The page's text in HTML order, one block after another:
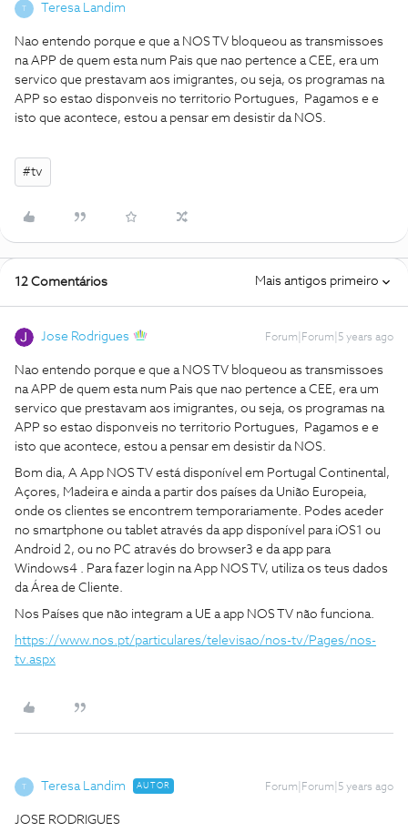
T Teresa Landim
Nao entendo porque e que a NOS TV bloqueou as transmissoes
na APP de quem esta num Pais que nao pertence a CEE, era um
servico que prestavam aos imigrantes, ou seja, os programas na
APP so estao disponveis no territorio Portugues, Pagamos e e
isto que acontece, estou a pensar em desistir da NOS.
#tv
12 Comentários Mais antigos primeiro
Jose Rodrigues Forum|Forum|5 years ago
Nao entendo porque e que a NOS TV bloqueou as transmissoes
na APP de quem esta num Pais que nao pertence a CEE, era um
servico que prestavam aos imigrantes, ou seja, os programas na
APP so estao disponveis no territorio Portugues, Pagamos e e
isto que acontece, estou a pensar em desistir da NOS.
Bom dia, A App NOS TV está disponível em Portugal Continental,
Açores, Madeira e ainda a partir dos países da União Europeia,
onde os clientes se encontrem temporariamente. Podes aceder
no smartphone ou tablet através da app disponível para iOS1 ou
Android 2, ou no PC através do browser3 e da app para
Windows4 . Para fazer login na App NOS TV, utiliza os teus dados
da Área de Cliente.
Nos Países que não integram a UE a app NOS TV não funciona.
https://www.nos.pt/particulares/televisao/nos-tv/Pages/nos-
tv.aspx
T Teresa Landim AUTOR Forum|Forum|5 years ago
JOSE RODRIGUES